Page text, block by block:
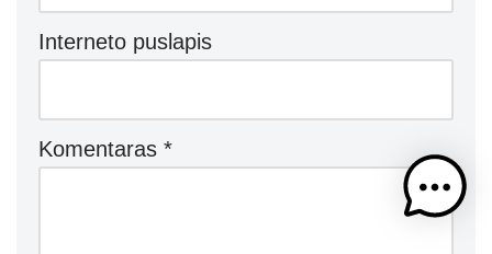
Interneto puslapis
Komentaras *